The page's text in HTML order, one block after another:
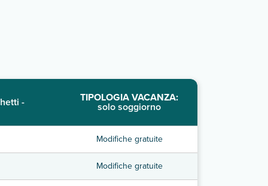
- TIPOLOGIA VACANZA:
solo soggiorno
Modifiche gratuite
Modifiche gratuite